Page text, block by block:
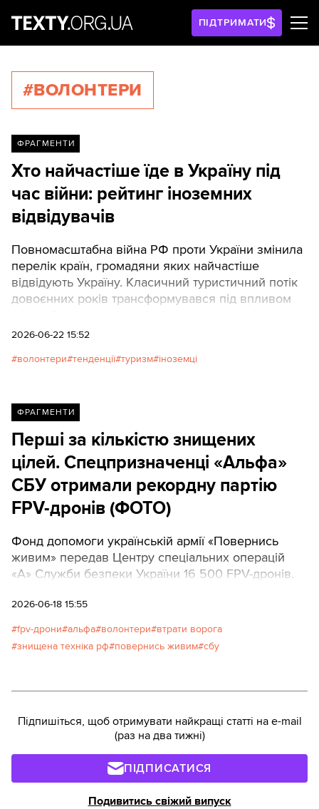
ПІДТРИМАТИ
#ВОЛОНТЕРИ
ФРАГМЕНТИ
Хто найчастіше їде в Україну під
час війни: рейтинг іноземних
відвідувачів
Повномасштабна війна РФ проти України змінила
перелік країн, громадяни яких найчастіше
відвідують Україну. Класичний туристичний потік
довоєнних років трансформувався під впливом
реалій.
2026-06-22 15:52
волонтери тенденції туризм іноземці
ФРАГМЕНТИ
Перші за кількістю знищених
цілей. Спецпризначенці «Альфа»
СБУ отримали рекордну партію
FPV-дронів (ФОТО)
Фонд допомоги українській армії «Повернись
живим» передав Центру спеціальних операцій
«А» Служби безпеки України 16 500 FPV-дронів.
2026-06-18 15:55
fpv-дрони альфа волонтери втрати ворога
знищена техніка рф повернись живим сбу
Підпишіться, щоб отримувати найкращі статті на e-mail
(раз на два тижні)
ПІДПИСАТИСЯ
Подивитись свіжий випуск